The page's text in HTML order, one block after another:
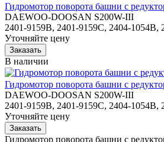
Гидромотор поворота башни с
DAEWOO-DOOSAN S200W-III
2401-9159B, 2401-9159C, 2404-1054B,
Уточняйте цену
В наличии
Гидромотор поворота башни с
DAEWOO-DOOSAN S200W-III
2401-9159B, 2401-9159C, 2404-1054B,
Уточняйте цену
Гидромотор поворота башни с